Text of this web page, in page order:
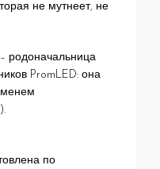
не мутнеет, не
родоначальница
PromLED: она
по